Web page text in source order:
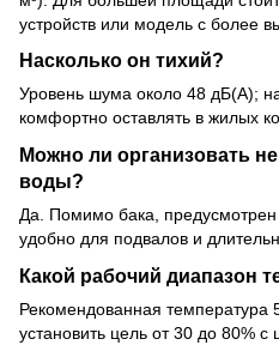
устройств или модель с более
Насколько он тихий?
Уровень шума около 48 дБ(A);
комфортно оставлять в жилых
Можно ли организовать
воды?
Да. Помимо бака,
удобно для подвалов и
Какой рабочий диапазон
Рекомендованная температура
установить цель от 30 до 80%